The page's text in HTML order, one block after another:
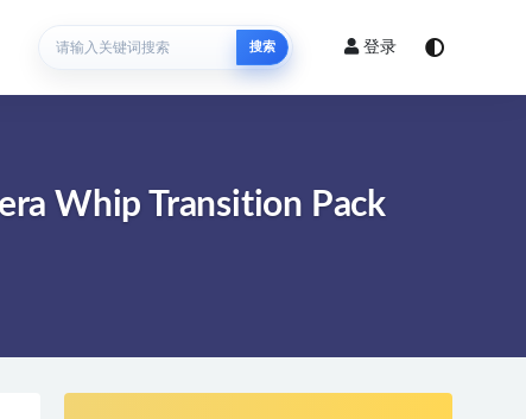
搜索 登录
Whip Transition Pack